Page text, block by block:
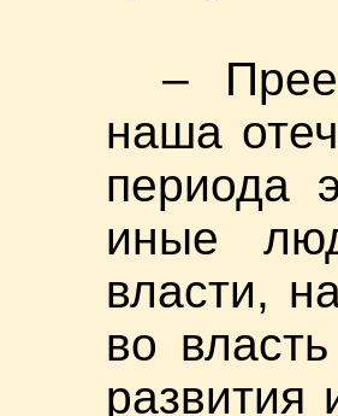
–
наша
периода
иные
власти,
во